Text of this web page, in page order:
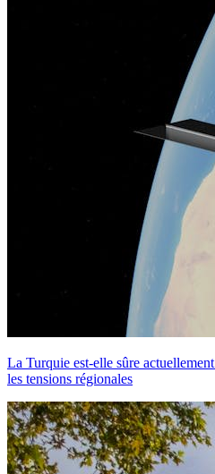
La Turquie est-elle sûre
les tensions régionales